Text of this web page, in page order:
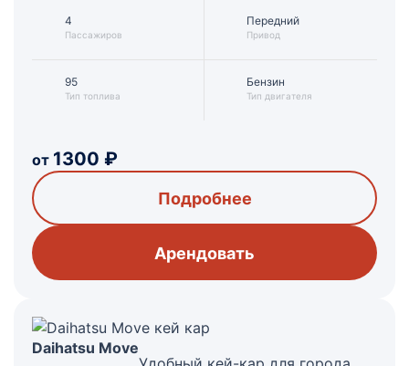
4
Пассажиров
95
Тип топлива
Передний
Привод
Бензин
Тип двигателя
от 1300 ₽
Подробнее
Арендовать
Daihatsu Move